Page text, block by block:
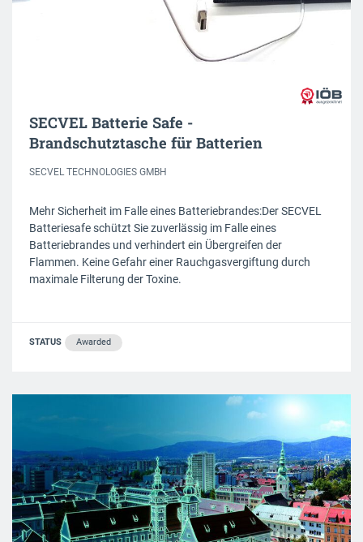
SECVEL Batterie Safe -
Brandschutztasche für Batterien
SECVEL TECHNOLOGIES GMBH
Mehr Sicherheit im Falle eines Batteriebrandes:Der SECVEL
Batteriesafe schützt Sie zuverlässig im Falle eines
Batteriebrandes und verhindert ein Übergreifen der
Flammen. Keine Gefahr einer Rauchgasvergiftung durch
maximale Filterung der Toxine.
STATUS Awarded